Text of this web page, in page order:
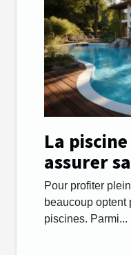
La
assurer
sa
Pour profiter
beaucoup optent
piscines. Parmi...